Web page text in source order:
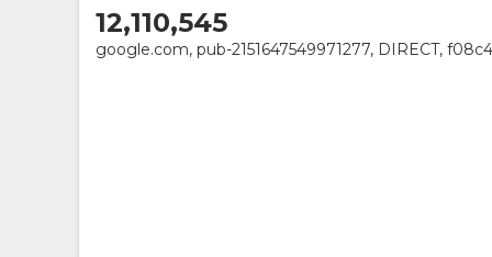
12,110,545
google.com, pub-2151647549971277, DIRECT,